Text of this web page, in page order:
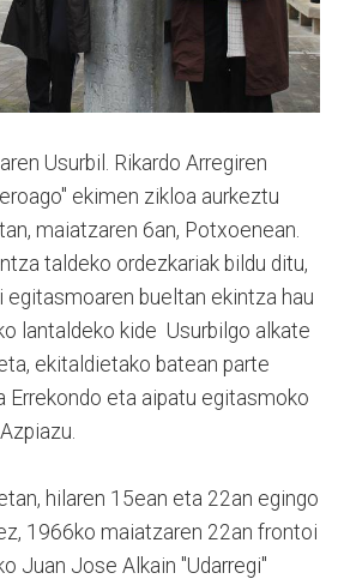
Usurbil. Rikardo Arregiren
ekimen zikloa aurkeztu
maiatzaren 6an, Potxoenean.
taldeko ordezkariak bildu ditu,
egitasmoaren bueltan ekintza hau
lantaldeko kide Usurbilgo alkate
ekitaldietako batean parte
Errekondo eta aipatu egitasmoko
hilaren 15ean eta 22an egingo
1966ko maiatzaren 22an frontoi
Juan Jose Alkain "Udarregi"